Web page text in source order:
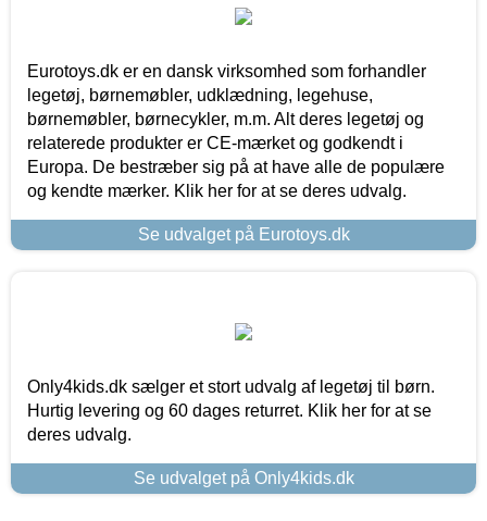
Eurotoys.dk er en dansk virksomhed som forhandler
legetøj, børnemøbler, udklædning, legehuse,
børnemøbler, børnecykler, m.m. Alt deres legetøj og
relaterede produkter er CE-mærket og godkendt i
Europa. De bestræber sig på at have alle de populære
og kendte mærker. Klik her for at se deres udvalg.
Se udvalget på Eurotoys.dk
Only4kids.dk sælger et stort udvalg af legetøj til børn.
Hurtig levering og 60 dages returret. Klik her for at se
deres udvalg.
Se udvalget på Only4kids.dk